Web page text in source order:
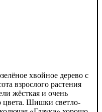
хвойное дерево с
взрослого растения
жёсткая и очень
цвета. Шишки светло-